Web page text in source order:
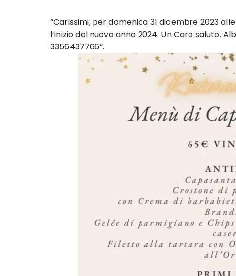
“Carissimi, per domenica 31 dicembre 2023
l’inizio del nuovo anno 2024. Un Caro saluto.
3356437766”.